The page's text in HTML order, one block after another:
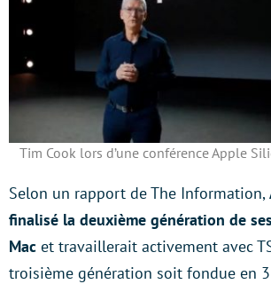
Tim Cook lors d’une conférence Apple
Selon un rapport de The Information,
finalisé la deuxième génération de
Mac et travaillerait activement avec
troisième génération soit fondue en